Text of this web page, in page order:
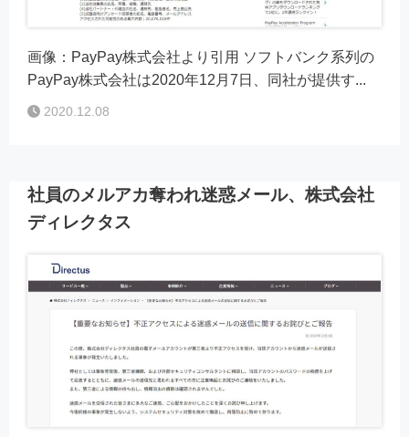
画像：PayPay株式会社より引用 ソフトバンク系列の
PayPay株式会社は2020年12月7日、同社が提供す...
2020.12.08
社員のメルアカ奪われ迷惑メール、株式会社
ディレクタス